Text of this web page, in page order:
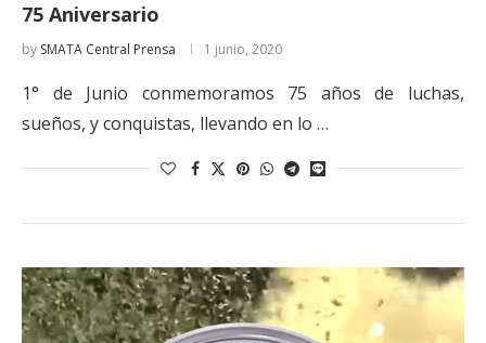
75 Aniversario
by SMATA Central Prensa 1 junio, 2020
1° de Junio conmemoramos 75 años de luchas,
sueños, y conquistas, llevando en lo …